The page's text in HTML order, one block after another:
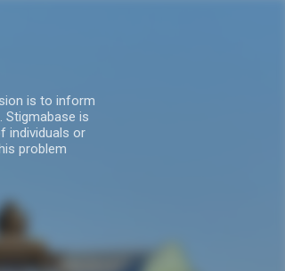
is to inform
Stigmabase is
individuals or
problem